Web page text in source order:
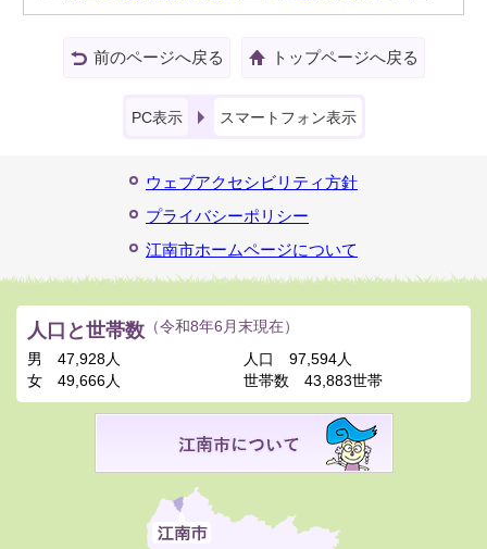
前のページへ戻る トップページへ戻る
PC表示 スマートフォン表示
ウェブアクセシビリティ方針
プライバシーポリシー
江南市ホームページについて
人口と世帯数 （令和8年6月末現在）
男
47,928人
女
49,666人
人口
97,594人
世帯数
43,883世帯